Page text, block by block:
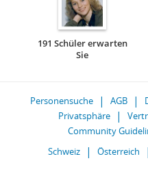
191 Schüler erwarten
Sie
Personensuche AGB
Privatsphäre
Community
Schweiz
Österreich